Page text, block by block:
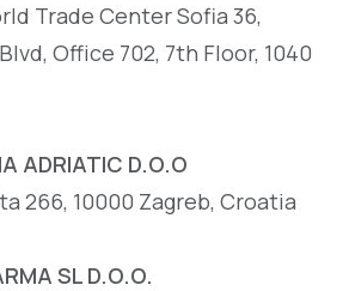
Trade Center Sofia 36,
Office 702, 7th Floor, 1040
ADRIATIC D.O.O
266, 10000 Zagreb, Croatia
SL D.O.O.